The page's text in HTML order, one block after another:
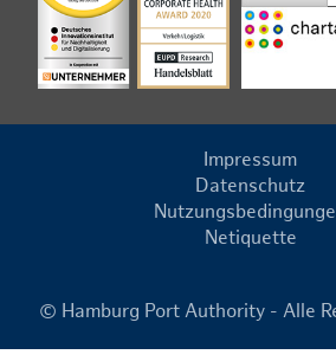
Impressum
Datenschutz
Netiquette
© Hamburg Port Authority - Alle